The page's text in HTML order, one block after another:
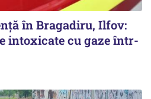
în Bragadiru, Ilfov:
intoxicate cu gaze într-